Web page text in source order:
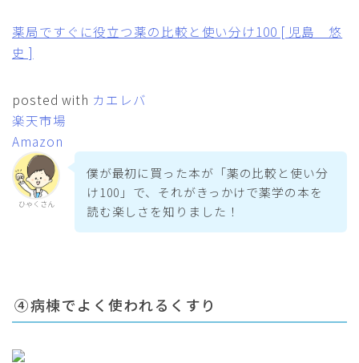
薬局ですぐに役立つ薬の比較と使い分け100 [ 児島 悠
史 ]
posted with カエレバ
楽天市場
Amazon
ひゃくさん
僕が最初に買った本が「薬の比較と使い分
け100」で、それがきっかけで薬学の本を
読む楽しさを知りました！
④病棟でよく使われるくすり